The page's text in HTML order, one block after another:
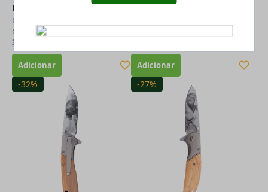
R$ 57,85
à vista (11% de
desconto)
ou R$ 65,00
32,50
R$ 102,35à vista (11% de
-32% -27%